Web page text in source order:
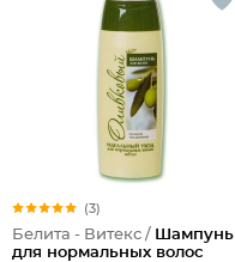
(3)
Белита - Витекс / Шампунь
для нормальных волос